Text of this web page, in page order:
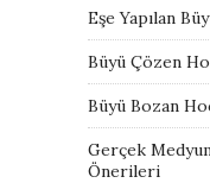
Eşe Yapılan
Büyü Çözen
Büyü Bozan
Gerçek
Önerileri